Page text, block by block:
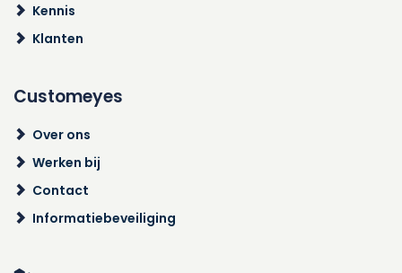
Kennis
Klanten
Customeyes
Over ons
Werken bij
Contact
Informatiebeveiliging